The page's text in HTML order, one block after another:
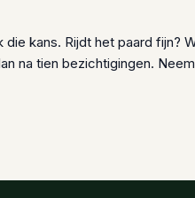
kans. Rijdt het paard fijn?
na tien bezichtigingen.